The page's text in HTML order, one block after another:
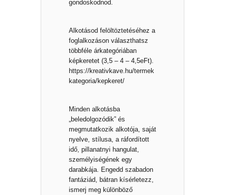
gondoskodnod.
Alkotásod felöltöztetéséhez a
foglalkozáson választhatsz
többféle árkategóriában
képkeretet (3,5 – 4 – 4,5eFt).
https://kreativkave.hu/termek
kategoria/kepkeret/
Minden alkotásba
„beledolgozódik” és
megmutatkozik alkotója, saját
nyelve, stílusa, a ráfordított
idő, pillanatnyi hangulat,
személyiségének egy
darabkája. Engedd szabadon
fantáziád, bátran kísérletezz,
ismerj meg különböző